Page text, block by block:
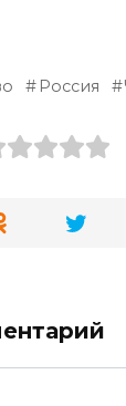
Россия